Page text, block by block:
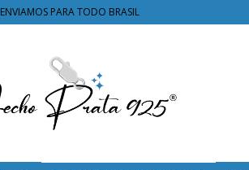
ENVIAMOS PARA TODO BRASIL